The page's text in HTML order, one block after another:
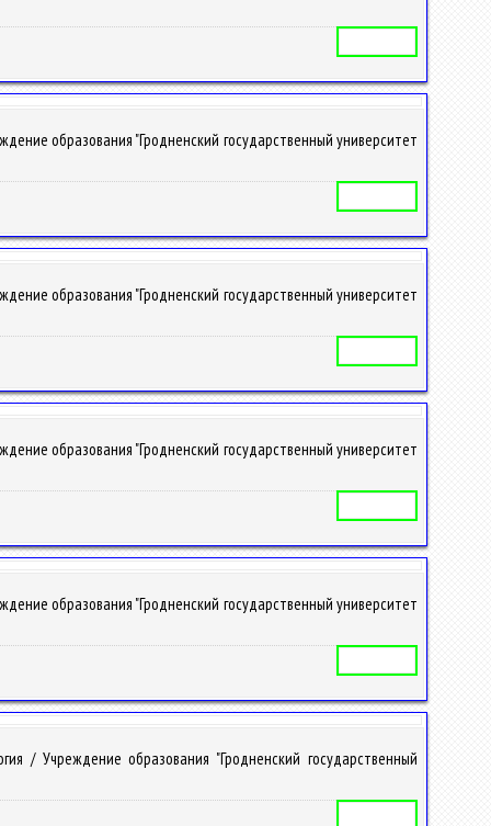
образования "Гродненский государственный университет
образования "Гродненский государственный университет
образования "Гродненский государственный университет
образования "Гродненский государственный университет
/ Учреждение образования "Гродненский государственный